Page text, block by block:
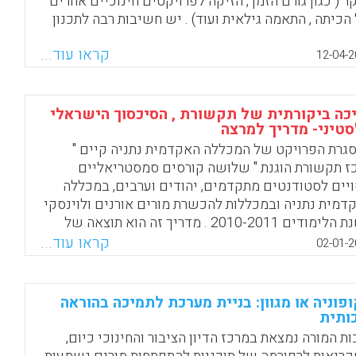
, התאמה גילאית ועוד) . יש חשיבות רבה לתכנון
על מנת למצות את תחומי העניין של התלמידים .
מכן מונה המאמר את השלבים הנכונים ליצירת למידת
משמעותית של התלמידים .
WhatsApp
Facebook
Email
X
12-04- קראו עוד...
ביקורתית של תקשורת , הסיכסוך הישראלי
מדריך למרצה
הפרויקט של המכללה האקדמית נתניה קיים "
תקשורת הוגנת " שלושה קורסים סמסטריאליים
לסטודנטים מתקדמים, יהודים וערבים, במכללה
נתניה ובמכללות להכשרת מורים אורנים ולוינסקי
בשנת הלימודים 2010-2011 . מדריך זה הוא תוצאה של
הקורסים הללו. מטרתו לסייע למורים ולמרצים לקיים
שיסייעו לתלמידים להבין את תפקודה של
בסיקור קונפליקטים וביניהם הסכסוך
פלסטיני ולהקנות מיומנויות חיוניות לצריכה
וביקורתית של תקשורת ( לאה מנדלזיס , מירה
.
02-01- קראו עוד...
או מגוון: בניית מערכת לתמיכה בהוראה
המורה נמצאת במרכז הדיון הציבור והחינוכי כיום,